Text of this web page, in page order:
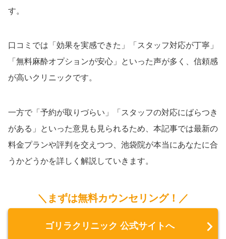
す。
口コミでは「効果を実感できた」「スタッフ対応が丁寧」
「無料麻酔オプションが安心」といった声が多く、信頼感
が高いクリニックです。
一方で「予約が取りづらい」「スタッフの対応にばらつき
がある」といった意見も見られるため、本記事では最新の
料金プランや評判を交えつつ、池袋院が本当にあなたに合
うかどうかを詳しく解説していきます。
＼まずは無料カウンセリング！／
ゴリラクリニック 公式サイトへ